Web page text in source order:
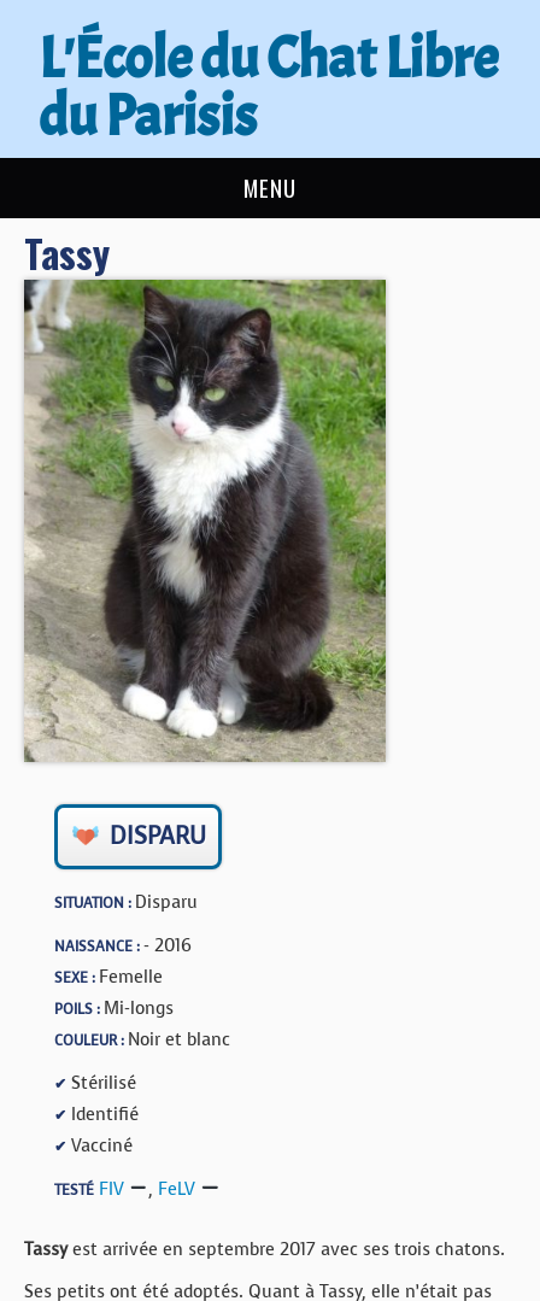
L'École du Chat Libre
du Parisis
MENU
L’ÉCOLE DU CHAT
ACTUALITÉS
ADOPTER
NOUS AIDER
CONTACT
BOUTIQUE
FORUM
Tassy
DISPARU
SITUATION : Disparu
NAISSANCE :- 2016
SEXE : Femelle
POILS : Mi-longs
COULEUR : Noir et blanc
✔ Stérilisé
✔ Identifié
✔ Vacciné
TESTÉ FIV , FeLV
Tassyest arrivée en septembre 2017 avec ses trois chatons.
Ses petits ont été adoptés. Quant à Tassy, elle n’était pas